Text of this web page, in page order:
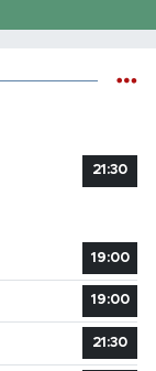
21:30
19:00
19:00
21:30